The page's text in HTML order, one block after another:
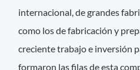
internacional, de grandes
como los de fabricación y
creciente trabajo e inversión
formaron las filas de esta